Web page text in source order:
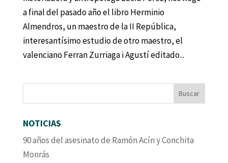
a final del pasado año el libro Herminio
Almendros, un maestro de la II República,
interesantísimo estudio de otro maestro, el
valenciano Ferran Zurriaga i Agustí editado...
NOTICIAS
90 años del asesinato de Ramón Acín y Conchita
Monrás